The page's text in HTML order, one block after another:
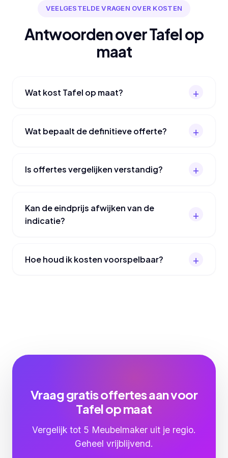
VEELGESTELDE VRAGEN OVER KOSTEN
Antwoorden over Tafel op
maat
Wat kost Tafel op maat?
Wat bepaalt de definitieve offerte?
Is offertes vergelijken verstandig?
Kan de eindprijs afwijken van de
indicatie?
Hoe houd ik kosten voorspelbaar?
Vraag gratis offertes aan voor
Tafel op maat
Vergelijk tot 5 Meubelmaker uit je regio.
Geheel vrijblijvend.